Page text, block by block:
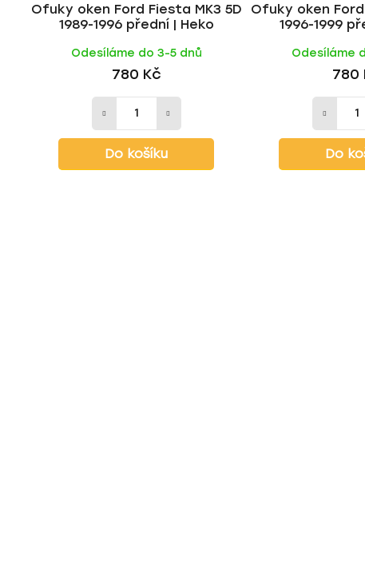
Ofuky oken Ford Fiesta MK3 5D
1989-1996 přední | Heko
Odesíláme do 3-5 dnů
780 Kč
Do košíku
Ofuky oken
1996-1999
Odesíláme
780
Do